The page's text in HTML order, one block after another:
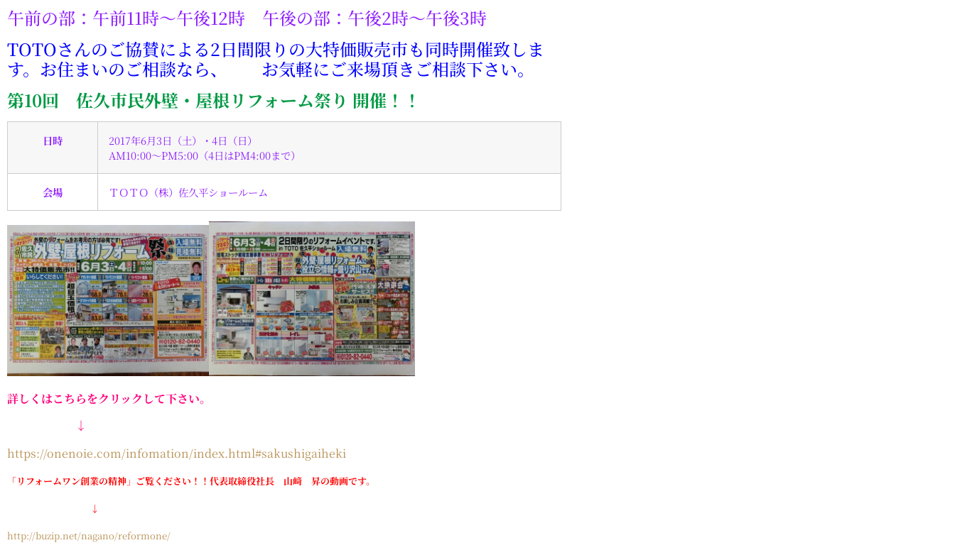
午前の部：午前11時～午後12時 午後の部：午後2時～午後3時
TOTOさんのご協賛による2日間限りの大特価販売市も同時開催致しま
す。お住まいのご相談なら、 お気軽にご来場頂きご相談下さい。
第10回 佐久市民外壁・屋根リフォーム祭り 開催！！
日時
2017年6月3日（土）・4日（日）
AM10:00～PM5:00（4日はPM4:00まで）
会場 ＴＯＴＯ（株）佐久平ショールーム
詳しくはこちらをクリックして下さい。
↓
https://onenoie.com/infomation/index.html#sakushigaiheki
「リフォームワン創業の精神」ご覧ください！！代表取締役社長 山﨑 昇の動画です。
↓
http://buzip.net/nagano/reformone/